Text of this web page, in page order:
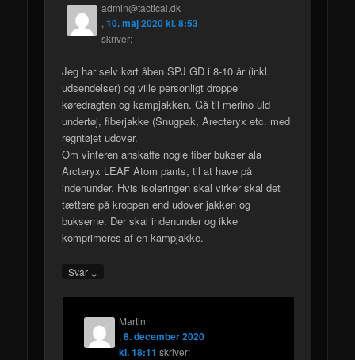
admin@tactical.dk
,10. maj 2020 kl. 8:53
skriver:
Jeg har selv kørt åben SPJ GD i 8-10 år (inkl.
udsendelser) og ville personligt droppe
køredragten og kampjakken. Gå til merino uld
undertøj, fiberjakke (Snugpak, Arecteryx etc. med
regntøjet udover.
Om vinteren anskaffe nogle fiber bukser ala
Arcteryx LEAF Atom pants, til at have på
indenunder. Hvis isoleringen skal virker skal det
tættere på kroppen end udover jakken og
bukserne. Der skal indenunder og ikke
komprimeres af en kampjakke.
Svar ↓
Martin
,8. december 2020
kl. 18:11 skriver: